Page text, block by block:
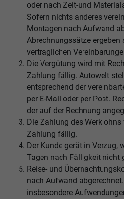
oder nach Zeit-und
Sofern nichts anderes
Montagen nach Aufwand
Abrechnungssätze ergeben
vertraglichen
Die Vergütung wird mit
Zahlung fällig. Autowelt
entsprechend der
per E-Mail oder per Post.
der auf der Rechnung
Die Zahlung des
Zahlung fällig.
Der Kunde gerät in Verzug,
Tagen nach Fälligkeit nicht
Reise- und
nach Aufwand
insbesondere